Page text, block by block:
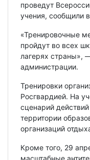
проведут
учения, сообщили
«Тренировочные
пройдут во всех
лагерях страны»,
администрации.
Тренировки
Росгвардией. На
сценарий
территории
организаций
Кроме того, 29